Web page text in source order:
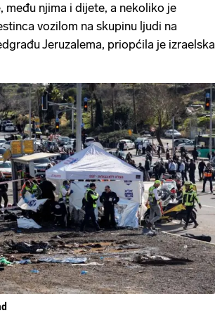
među njima i dijete, a nekoliko je
vozilom na skupinu ljudi na
Jeruzalema, priopćila je izraelska